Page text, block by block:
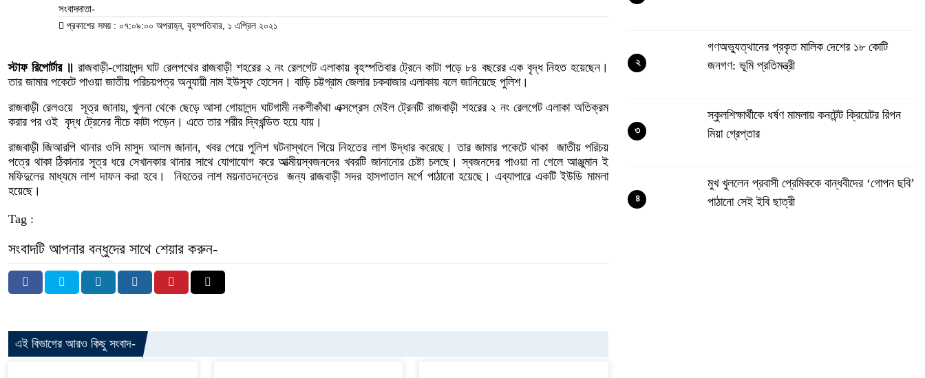
সংবাদদাতা-
প্রকাশের সময় : ০৭:০৯:০০ অপরাহ্ন, বৃহস্পতিবার, ১ এপ্রিল ২০২১
স্টাফ রিপোর্টার ॥ রাজবাড়ী-গোয়ালন্দ ঘাট রেলপথের রাজবাড়ী শহরের ২ নং রেলগেট এলাকায় বৃহস্পতিবার ট্রেনে কাটা পড়ে ৮৪ বছরের এক বৃদ্ধ নিহত হয়েছেন।
তার জামার পকেটে পাওয়া জাতীয় পরিচয়পত্র অনুযায়ী নাম ইউসুফ হোসেন। বাড়ি চট্টগ্রাম জেলার চকবাজার এলাকায় বলে জানিয়েছে পুলিশ।
রাজবাড়ী রেলওয়ে সূত্র জানায়, খুলনা থেকে ছেড়ে আসা গোয়ালন্দ ঘাটগামী নকশীকাঁথা এক্সপ্রেস মেইল ট্রেনটি রাজবাড়ী শহরের ২ নং রেলগেট এলাকা অতিক্রম
করার পর ওই বৃদ্ধ ট্রেনের নীচে কাটা পড়েন। এতে তার শরীর দ্বিখন্ডিত হয়ে যায়।
রাজবাড়ী জিআরপি থানার ওসি মাসুদ আলম জানান, খবর পেয়ে পুলিশ ঘটনাস্থলে গিয়ে নিহতের লাশ উদ্ধার করেছে। তার জামার পকেটে থাকা জাতীয় পরিচয়
পত্রে থাকা ঠিকানার সূত্র ধরে সেখানকার থানার সাথে যোগাযোগ করে আত্মীয়স্বজনদের খবরটি জানানোর চেষ্টা চলছে। স্বজনদের পাওয়া না গেলে আঞ্জুমান ই
মফিদুলের মাধ্যমে লাশ দাফন করা হবে। নিহতের লাশ ময়নাতদন্তের জন্য রাজবাড়ী সদর হাসপাতাল মর্গে পাঠানো হয়েছে। এব্যাপারে একটি ইউডি মামলা
হয়েছে।
Tag :
সংবাদটি আপনার বন্ধুদের সাথে শেয়ার করুন-
এই বিভাগের আরও কিছু সংবাদ-
গণঅভ্যুত্থানের প্রকৃত মালিক দেশের ১৮ কোটি
জনগণ: ভূমি প্রতিমন্ত্রী
২
স্কুলশিক্ষার্থীকে ধর্ষণ মামলায় কনটেন্ট ক্রিয়েটর রিপন
মিয়া গ্রেপ্তার
৩
মুখ খুললেন প্রবাসী প্রেমিককে বান্ধবীদের ‘গোপন ছবি’
পাঠানো সেই ইবি ছাত্রী
৪